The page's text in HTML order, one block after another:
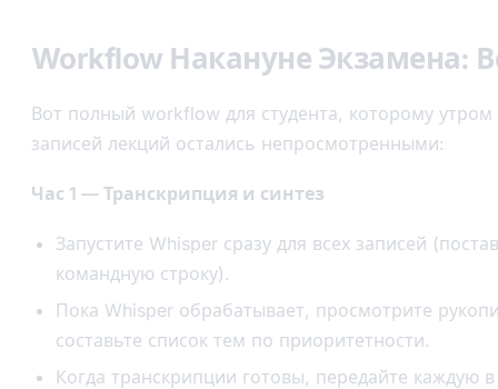
Workflow Накануне Экзамена:
Вот полный workflow для студента, которому утром
записей лекций остались непросмотренными:
Час 1 — Транскрипция и синтез
Запустите Whisper сразу для всех записей
командную строку).
Пока Whisper обрабатывает, просмотрите
составьте список тем по приоритетности.
Когда транскрипции готовы, передайте каждую